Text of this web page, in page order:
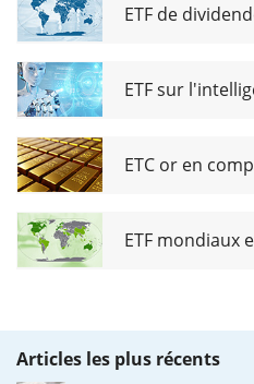
ETC or en
ETF mondiaux
Articles les plus récents